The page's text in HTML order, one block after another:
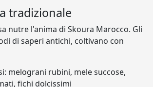
tradizionale
nutre l'anima di Skoura Marocco. Gli
di saperi antichi, coltivano con
melograni rubini, mele succose,
fichi dolcissimi